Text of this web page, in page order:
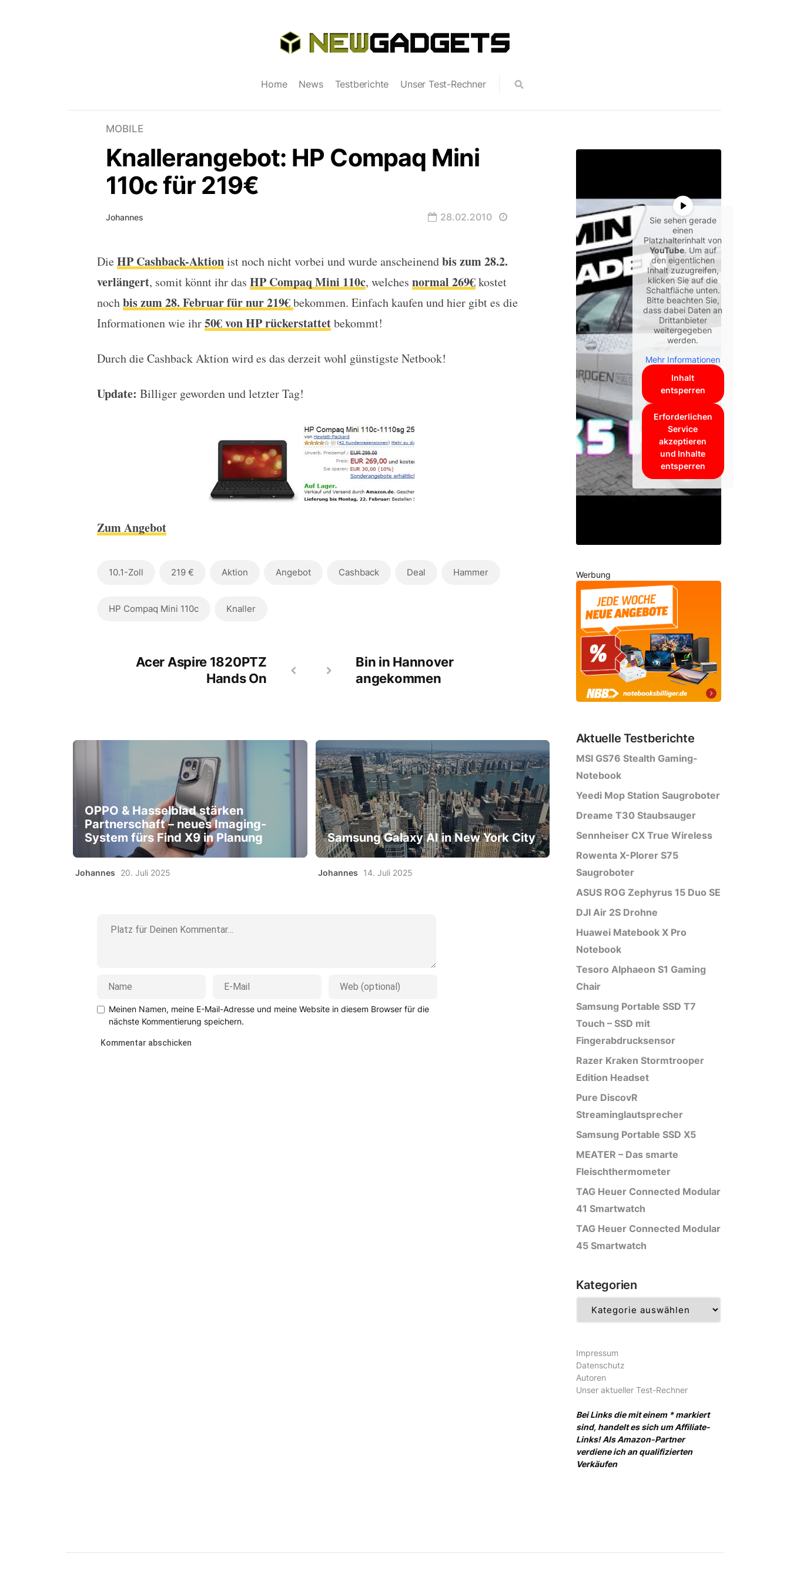
Home News Testberichte Unser Test-Rechner
MOBILE
Knallerangebot: HP Compaq Mini
110c für 219€
Johannes 28.02.2010
Knallerangebot: HP Compaq Mini 110c für 219€
DieHP Cashback-Aktionist noch nicht vorbei und wurde anscheinendbis zum 28.2.
verlängert, somit könnt ihr das HP Compaq Mini 110c, welches normal 269€kostet
nochbis zum 28. Februar für nur 219€bekommen. Einfach kaufen und hier gibt es die
Informationen wie ihr50€ von HP rückerstattetbekommt!
Durch die Cashback Aktion wird es das derzeit wohl günstigste Netbook!
Update: Billiger geworden und letzter Tag!
Zum Angebot
10.1-Zoll 219 € Aktion Angebot Cashback Deal Hammer
HP Compaq Mini 110c Knaller
Acer Aspire 1820PTZ
Hands On
Bin in Hannover
angekommen
OPPO & Hasselblad stärken
Partnerschaft – neues Imaging-
System fürs Find X9 in Planung
Johannes 20. Juli 2025
Samsung Galaxy AI in New York City
Johannes 14. Juli 2025
Meinen Namen, meine E-Mail-Adresse und meine Website in diesem Browser für die
nächste Kommentierung speichern.
Sie sehen gerade
einen
Platzhalterinhalt von
YouTube. Um auf
den eigentlichen
Inhalt zuzugreifen,
klicken Sie auf die
Schaltfläche unten.
Bitte beachten Sie,
dass dabei Daten an
Drittanbieter
weitergegeben
werden.
Mehr Informationen
Inhalt
entsperren
Erforderlichen
Service
akzeptieren
und Inhalte
entsperren
Werbung
Aktuelle Testberichte
MSI GS76 Stealth Gaming-
Notebook
Yeedi Mop Station Saugroboter
Dreame T30 Staubsauger
Sennheiser CX True Wireless
Rowenta X-Plorer S75
Saugroboter
ASUS ROG Zephyrus 15 Duo SE
DJI Air 2S Drohne
Huawei Matebook X Pro
Notebook
Tesoro Alphaeon S1 Gaming
Chair
Samsung Portable SSD T7
Touch – SSD mit
Fingerabdrucksensor
Razer Kraken Stormtrooper
Edition Headset
Pure DiscovR
Streaminglautsprecher
Samsung Portable SSD X5
MEATER – Das smarte
Fleischthermometer
TAG Heuer Connected Modular
41 Smartwatch
TAG Heuer Connected Modular
45 Smartwatch
Kategorien
Impressum
Datenschutz
Autoren
Unser aktueller Test-Rechner
Bei Links die mit einem * markiert
sind, handelt es sich um Affiliate-
Links! Als Amazon-Partner
verdiene ich an qualifizierten
Verkäufen